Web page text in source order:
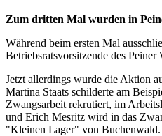
Zum dritten Mal wurden in
Während beim ersten Mal
Betriebsratsvorsitzende des
Jetzt allerdings wurde die Aktion
Martina Staats schilderte am
Zwangsarbeit rekrutiert, im
und Erich Mesritz wird in das
"Kleinen Lager" von Buchenwald.